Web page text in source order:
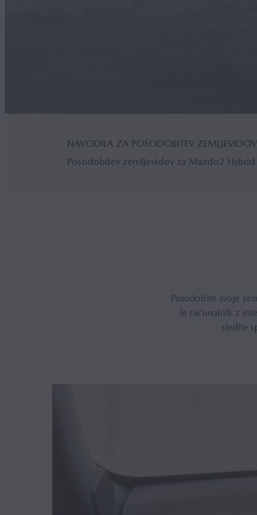
NAVODILA ZA POSODOBITEV
Posodobitev zemljevidov za Mazdo2 Hybrid
Posodobite svoje
le računalnik z
sledite